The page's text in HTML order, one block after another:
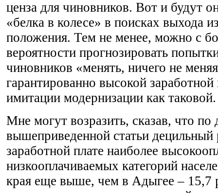
ценза для чиновников. Вот и будут
«белка в колесе» в поисках выхода
положения. Тем не менее, можно с
вероятности прогнозировать
чиновников «менять, ничего не
гарантированно высокой
имитации модернизации как таковой.
Мне могут возразить, сказав, что
вышеприведенной статьи децильный
заработной плате наиболее
низкооплачиваемых категорий
края еще выше, чем в Адыгее – 15,7